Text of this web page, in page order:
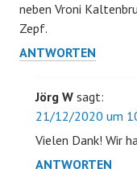
neben Vroni
Zepf.
ANTWORTEN
Jörg W sagt:
21/12/2020 um
Vielen Dank! Wir
ANTWORTEN